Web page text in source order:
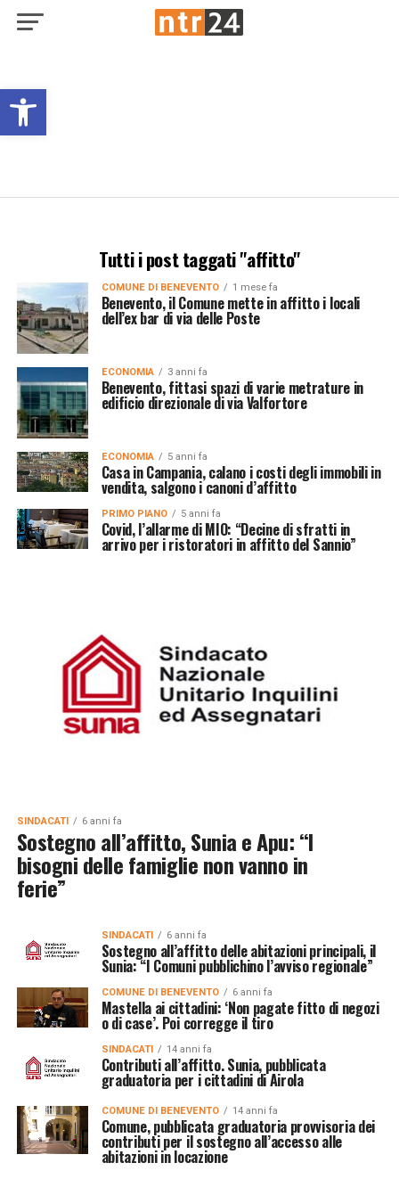
Open toolbar
Tutti i post taggati "affitto"
COMUNE DI BENEVENTO 1 mese fa
Benevento, il Comune mette in affitto i locali
dell’ex bar di via delle Poste
ECONOMIA 3 anni fa
Benevento, fittasi spazi di varie metrature in
edificio direzionale di via Valfortore
ECONOMIA 5 anni fa
Casa in Campania, calano i costi degli immobili in
vendita, salgono i canoni d’affitto
PRIMO PIANO 5 anni fa
Covid, l’allarme di MIO: “Decine di sfratti in
arrivo per i ristoratori in affitto del Sannio”
SINDACATI 6 anni fa
Sostegno all’affitto, Sunia e Apu: “I
bisogni delle famiglie non vanno in
ferie”
SINDACATI 6 anni fa
Sostegno all’affitto delle abitazioni principali, il
Sunia: “I Comuni pubblichino l’avviso regionale”
COMUNE DI BENEVENTO 6 anni fa
Mastella ai cittadini: ‘Non pagate fitto di negozi
o di case’. Poi corregge il tiro
SINDACATI 14 anni fa
Contributi all’affitto. Sunia, pubblicata
graduatoria per i cittadini di Airola
COMUNE DI BENEVENTO 14 anni fa
Comune, pubblicata graduatoria provvisoria dei
contributi per il sostegno all’accesso alle
abitazioni in locazione